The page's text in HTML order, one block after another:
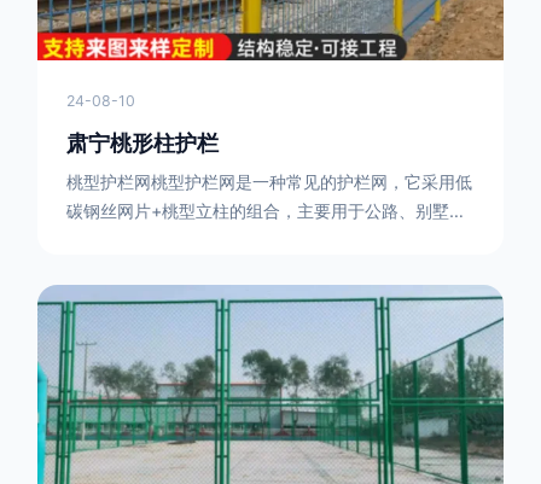
24-08-10
肃宁桃形柱护栏
桃型护栏网桃型护栏网是一种常见的护栏网，它采用低
碳钢丝网片+桃型立柱的组合，主要用于公路、别墅小
型，安装方便。桃型护栏网的安装方法如下：先固定
17631598285根色谱柱，然后将网格钩在此色谱柱
上，然后将第二根色谱柱钩在网格上，然后将其拧紧，
然后类推，一套一套的安装即可。该安装牢固美观，不
会损坏油漆表面 。桃型护栏网使